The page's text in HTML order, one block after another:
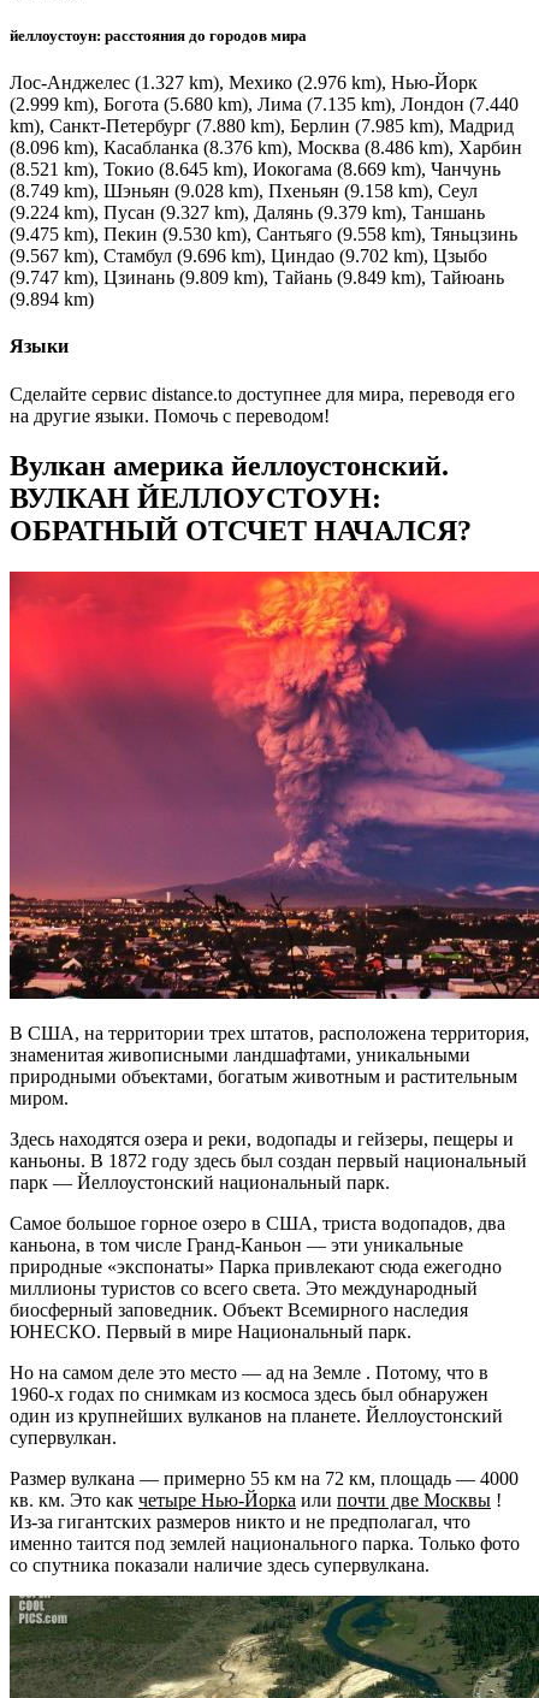
йеллоустоун: расстояния до городов мира
Лос-Анджелес (1.327 km), Мехико (2.976 km), Нью-Йорк
(2.999 km), Богота (5.680 km), Лима (7.135 km), Лондон (7.440
km), Санкт-Петербург (7.880 km), Берлин (7.985 km), Мадрид
(8.096 km), Касабланка (8.376 km), Москва (8.486 km), Харбин
(8.521 km), Токио (8.645 km), Иокогама (8.669 km), Чанчунь
(8.749 km), Шэньян (9.028 km), Пхеньян (9.158 km), Сеул
(9.224 km), Пусан (9.327 km), Далянь (9.379 km), Таншань
(9.475 km), Пекин (9.530 km), Сантьяго (9.558 km), Тяньцзинь
(9.567 km), Стамбул (9.696 km), Циндао (9.702 km), Цзыбо
(9.747 km), Цзинань (9.809 km), Тайань (9.849 km), Тайюань
(9.894 km)
Языки
Сделайте сервис distance.to доступнее для мира, переводя его
на другие языки. Помочь с переводом!
Вулкан америка йеллоустонский.
ВУЛКАН ЙЕЛЛОУСТОУН:
ОБРАТНЫЙ ОТСЧЕТ НАЧАЛСЯ?
В США, на территории трех штатов, расположена территория,
знаменитая живописными ландшафтами, уникальными
природными объектами, богатым животным и растительным
миром.
Здесь находятся озера и реки, водопады и гейзеры, пещеры и
каньоны. В 1872 году здесь был создан первый национальный
парк — Йеллоустонский национальный парк.
Самое большое горное озеро в США, триста водопадов, два
каньона, в том числе Гранд-Каньон — эти уникальные
природные «экспонаты» Парка привлекают сюда ежегодно
миллионы туристов со всего света. Это международный
биосферный заповедник. Объект Всемирного наследия
ЮНЕСКО. Первый в мире Национальный парк.
Но на самом деле это место — ад на Земле . Потому, что в
1960-х годах по снимкам из космоса здесь был обнаружен
один из крупнейших вулканов на планете. Йеллоустонский
супервулкан.
Размер вулкана — примерно 55 км на 72 км, площадь — 4000
кв. км. Это как четыре Нью-Йорка или почти две Москвы !
Из-за гигантских размеров никто и не предполагал, что
именно таится под землей национального парка. Только фото
со спутника показали наличие здесь супервулкана.